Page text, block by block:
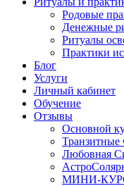
Родовые
Денежные
Ритуалы
Практики
Блог
Услуги
Личный кабинет
Обучение
Отзывы
Основной
Любовная
МИНИ-